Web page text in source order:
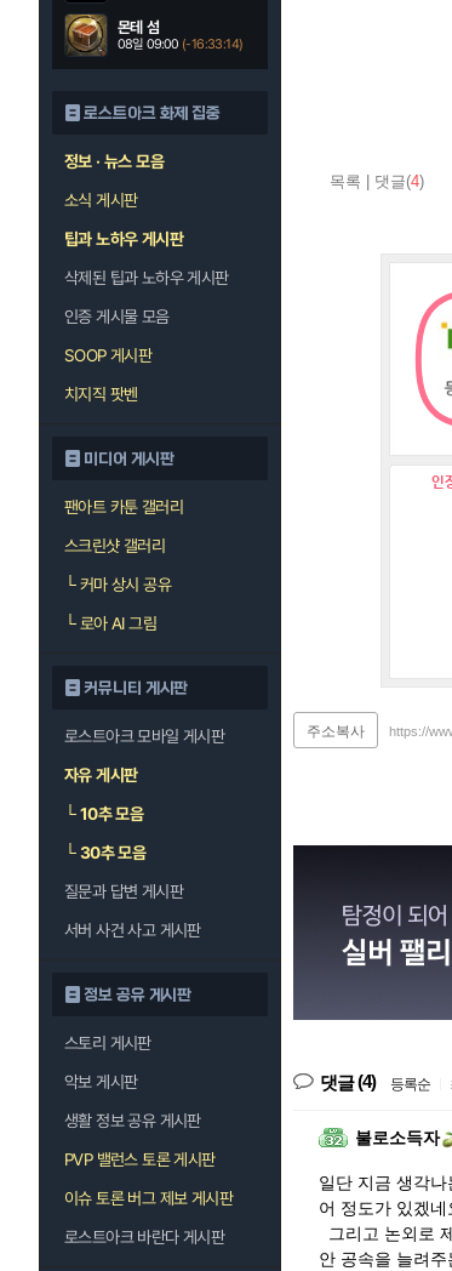
몬테 섬
08일 09:00 (-16:33:13)
로스트아크 화제 집중
정보 · 뉴스 모음
소식 게시판
팁과 노하우 게시판
삭제된 팁과 노하우 게시판
인증 게시물 모음
SOOP 게시판
치지직 팟벤
미디어 게시판
팬아트 카툰 갤러리
스크린샷 갤러리
└커마 상시 공유
└로아 AI 그림
커뮤니티 게시판
로스트아크 모바일 게시판
자유 게시판
└10추 모음
└30추 모음
질문과 답변 게시판
서버 사건 사고 게시판
정보 공유 게시판
스토리 게시판
악보 게시판
생활 정보 공유 게시판
PVP 밸런스 토론 게시판
이슈 토론 버그 제보 게시판
로스트아크 바란다 게시판
목록 댓글(4)
인
주소복사 https://
댓글(4) 등록순
불로소득자
일단 지금 생각
어 정도가 있겠네
그리고 논외로
안 공속을 늘려